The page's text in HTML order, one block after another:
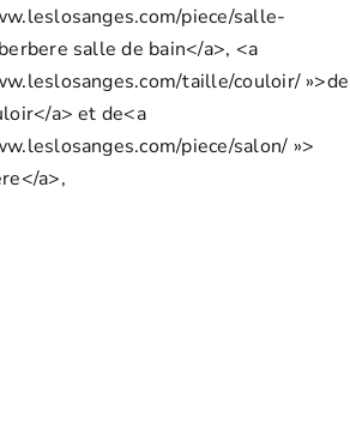
piece/salle-
salle de bain</a>, <a
taille/couloir/ »>de
a> et de<a
piece/salon/ »>
a>,